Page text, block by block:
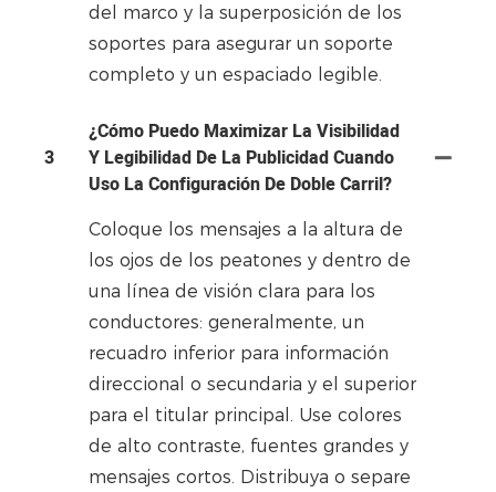
del marco y la superposición de los
soportes para asegurar un soporte
completo y un espaciado legible.
3
¿Cómo Puedo Maximizar La Visibilidad
Y Legibilidad De La Publicidad Cuando
Uso La Configuración De Doble Carril?
Coloque los mensajes a la altura de
los ojos de los peatones y dentro de
una línea de visión clara para los
conductores: generalmente, un
recuadro inferior para información
direccional o secundaria y el superior
para el titular principal. Use colores
de alto contraste, fuentes grandes y
mensajes cortos. Distribuya o separe